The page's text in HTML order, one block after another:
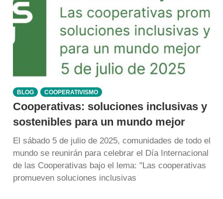
BLOG COOPERATIVISMO
Cooperativas: soluciones inclusivas y
sostenibles para un mundo mejor
El sábado 5 de julio de 2025, comunidades de todo el
mundo se reunirán para celebrar el Día Internacional
de las Cooperativas bajo el lema: "Las cooperativas
promueven soluciones inclusivas